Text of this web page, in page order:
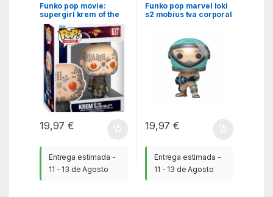
Funko pop movie:
supergirl krem of the
yellow hills
19,97€
Entrega estimada -
11 - 13 de Agosto
Funko pop marvel loki
s2 mobius tva corporal
19,97€
Entrega estimada -
11 - 13 de Agosto